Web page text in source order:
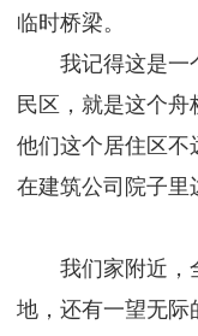
临时桥梁。
我记得这是一
民区，就是这个
他们这个居住区不
在建筑公司院子里
我们家附近，
地，还有一望无际